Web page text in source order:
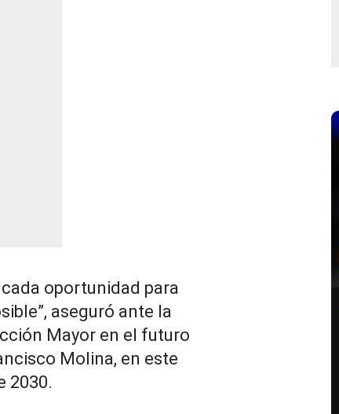
oportunidad para
aseguró ante la
Mayor en el futuro
Molina, en este
2030.